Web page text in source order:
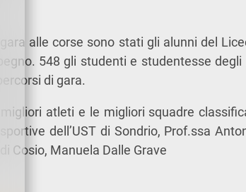
alle corse sono stati gli alunni del
548 gli studenti e studentesse
di gara.
migliori atleti e le migliori squadre
dell’UST di Sondrio, Prof.ssa
Cosio, Manuela Dalle Grave